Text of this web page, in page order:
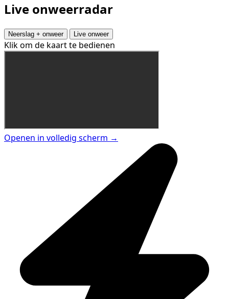
Live onweerradar
Neerslag + onweer Live onweer
Klik om de kaart te bedienen
Openen in volledig scherm →